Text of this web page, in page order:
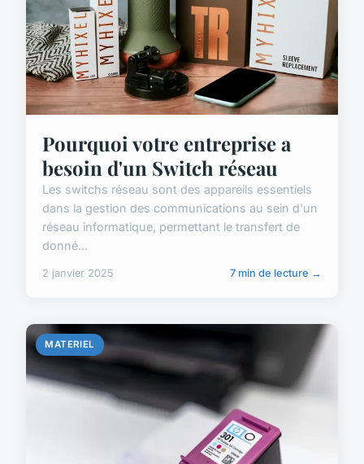
Pourquoi votre entreprise a
besoin d'un Switch réseau
Les switchs réseau sont des appareils essentiels
dans la gestion des communications au sein d'un
réseau informatique, permettant le transfert de
donné...
2 janvier 2025 7 min de lecture →
MATERIEL